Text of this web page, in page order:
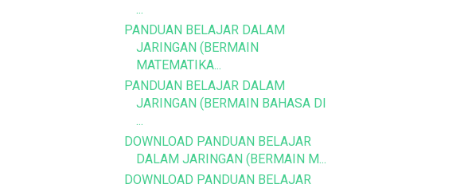
...
PANDUAN BELAJAR DALAM
JARINGAN (BERMAIN
MATEMATIKA...
PANDUAN BELAJAR DALAM
JARINGAN (BERMAIN BAHASA DI
...
DOWNLOAD PANDUAN BELAJAR
DALAM JARINGAN (BERMAIN M...
DOWNLOAD PANDUAN BELAJAR